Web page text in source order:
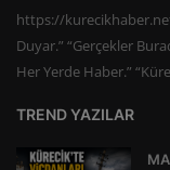
https://
Duyar.” “Gerçekler
Her Yerde Haber.”
TREND YAZILAR